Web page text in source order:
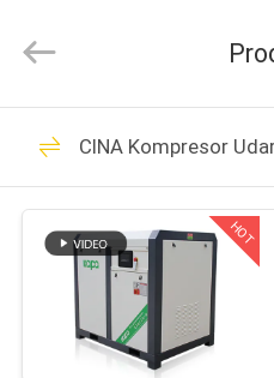
RUMAH
PRODUK
VIDEO
TENTANG
Gas
Technology
Rights
Sekrup
CINA Kompresor
HOT